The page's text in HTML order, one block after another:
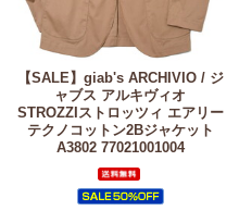
【SALE】 giab's ARCHIVIO / ジ
ャブス アルキヴィオ
STROZZIストロッツィ エアリー
テクノコットン2Bジャケット
A3802 77021001004